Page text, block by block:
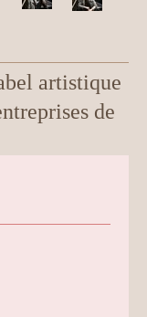
artistique
de